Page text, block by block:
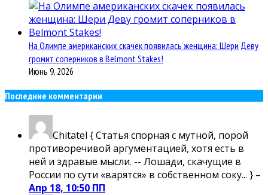
На Олимпе американских скачек появилась женщина: Шери Деву
громит соперников в Belmont Stakes!
Июнь 9, 2026
Последние комментарии
Chitatel { Статья спорная с мутной, порой
противоречивой аргументацией, хотя есть в
ней и здравые мысли. -- Лошади, скачущие в
России по сути «варятся» в собственном соку... } –
Апр 18, 10:50 ПП